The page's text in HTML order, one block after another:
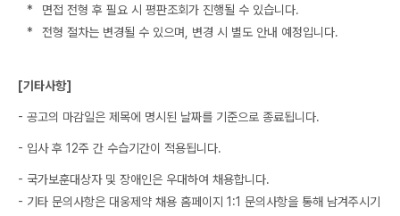
⠀*⠀면접 전형 후 필요 시 평판조회가 진행될 수 있습니다.
⠀*⠀전형 절차는 변경될 수 있으며, 변경 시 별도 안내 예정입니다.
[기타사항]
- 공고의 마감일은 제목에 명시된 날짜를 기준으로 종료됩니다.
- 입사 후 12주 간 수습기간이 적용됩니다.
- 국가보훈대상자 및 장애인은 우대하여 채용합니다.
- 기타 문의사항은 대웅제약 채용 홈페이지 1:1 문의사항을 통해 남겨주시기